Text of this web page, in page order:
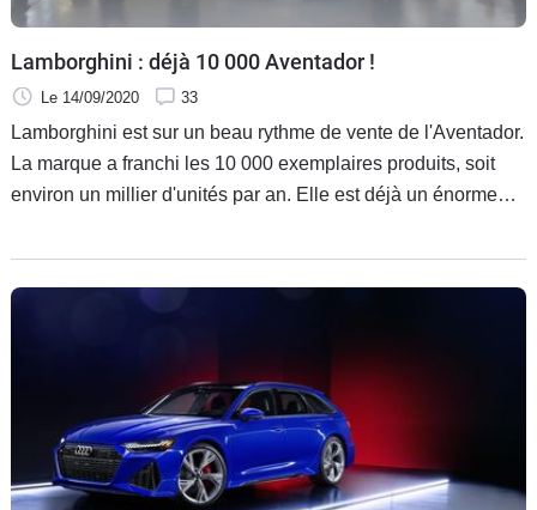
Lamborghini : déjà 10 000 Aventador !
Le 14/09/2020 33
Lamborghini est sur un beau rythme de vente de l'Aventador.
La marque a franchi les 10 000 exemplaires produits, soit
environ un millier d'unités par an. Elle est déjà un énorme
Murcielago.